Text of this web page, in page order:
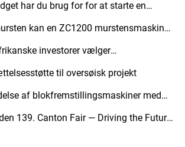
har du brug for for at starte en
Hvor lang tid tager det at genvinde din
kan en ZC1200 murstensmaskine
investorer vælger
murstensfremstillingsmaskiner i 2026
til oversøisk projekt
af blokfremstillingsmaskiner med
139. Canton Fair — Driving the Future